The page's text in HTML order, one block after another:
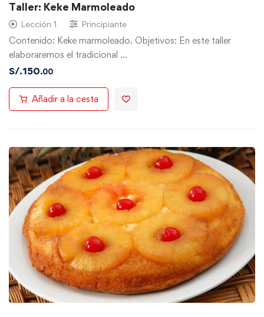
Taller: Keke Marmoleado
Lección 1 Principiante
Contenido: Keke marmoleado. Objetivos: En este taller
elaboraremos el tradicional …
S/.150.00
Añadir a la cesta